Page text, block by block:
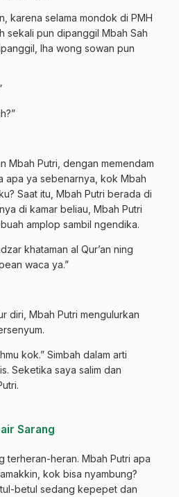
karena selama mondok di PMH
sekali pun dipanggil Mbah Sah
lha wong sowan pun
Mbah Putri, dengan memendam
apa ya sebenarnya, kok Mbah
Saat itu, Mbah Putri berada di
di kamar beliau, Mbah Putri
amplop sambil ngendika.
khataman al Qur’an ning
waca ya.”
diri, Mbah Putri mengulurkan
kok.” Simbah dalam arti
Seketika saya salim dan
Sarang
terheran-heran. Mbah Putri apa
kok bisa nyambung?
betul sedang kepepet dan